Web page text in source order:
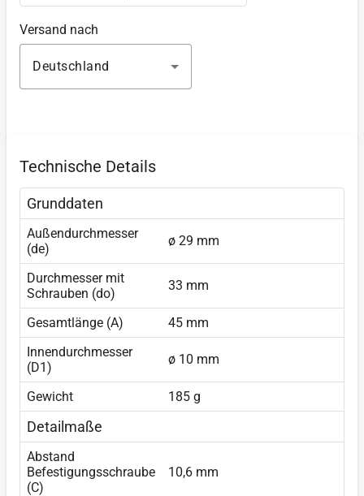
Versand nach
Deutschland
Technische Details
Grunddaten
Außendurchmesser
(de)
ø 29 mm
Durchmesser mit
Schrauben (do)
33 mm
Gesamtlänge (A)
45 mm
Innendurchmesser
(D1)
ø 10 mm
Gewicht 185 g
Detailmaße
Abstand
Befestigungsschraube
(C)
10,6 mm